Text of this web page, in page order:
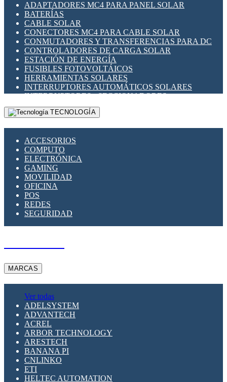
ADAPTADORES MC4 PARA PANEL SOLAR
BATERÍAS
CABLE SOLAR
CONECTORES MC4 PARA CABLE SOLAR
CONMUTADORES Y TRANSFERENCIAS PARA DC
CONTROLADORES DE CARGA SOLAR
ESTACIÓN DE ENERGÍA
FUSIBLES FOTOVOLTÁICOS
HERRAMIENTAS SOLARES
INTERRUPTORES AUTOMÁTICOS SOLARES
INTERRUPTORES - SECCIONADORES
FOTOVOLTÁICOS
MONTAJE PANEL SOLAR
SUPRESOR DE TRANSIENTES SPDS PARA
APLICACIONES FOTOVOLTAICAS
TECNOLOGÍA
ACCESORIOS
COMPUTO
ELECTRÓNICA
GAMING
MOVILIDAD
OFICINA
POS
REDES
SEGURIDAD
MARCAS
Ver todas
ADELSYSTEM
ADVANTECH
ACREL
ARBOR TECHNOLOGY
ARESTECH
BANANA PI
CNLINKO
ETI
HELTEC AUTOMATION